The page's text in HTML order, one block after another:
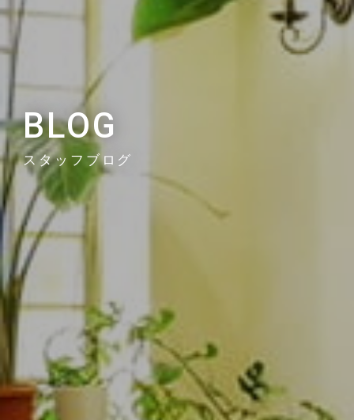
BLOG
スタッフブログ